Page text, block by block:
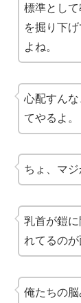
標準とし
を掘り下
よね。
心配すん
てやるよ。
ちょ、マジ
乳首が鎧に
れてるの
俺たちの